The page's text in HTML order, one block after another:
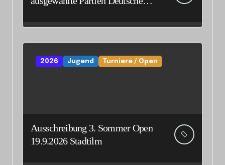
2026 Jugend Turniere / Open
Ausschreibung 3. Sommer Open
19.9.2026 Stadtilm